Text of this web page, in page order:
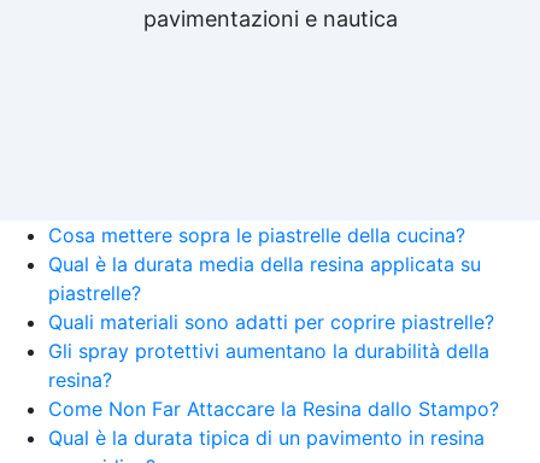
pavimentazioni e nautica
Cosa mettere sopra le piastrelle della cucina?
Qual è la durata media della resina applicata su
piastrelle?
Quali materiali sono adatti per coprire piastrelle?
Gli spray protettivi aumentano la durabilità della
resina?
Come Non Far Attaccare la Resina dallo Stampo?
Qual è la durata tipica di un pavimento in resina